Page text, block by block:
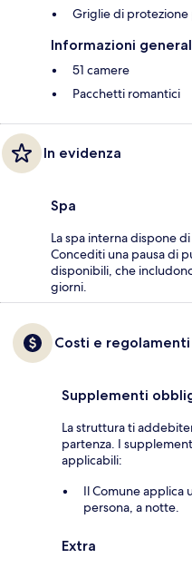
Griglie di
Informazioni
51 camere
Pacchetti romantici
In evidenza
Spa
La spa interna dispone
Concediti una pausa di
disponibili, che
giorni.
Costi e regolamenti
Supplementi
La struttura ti
partenza. I
applicabili:
Il Comune applica
persona, a notte.
Extra